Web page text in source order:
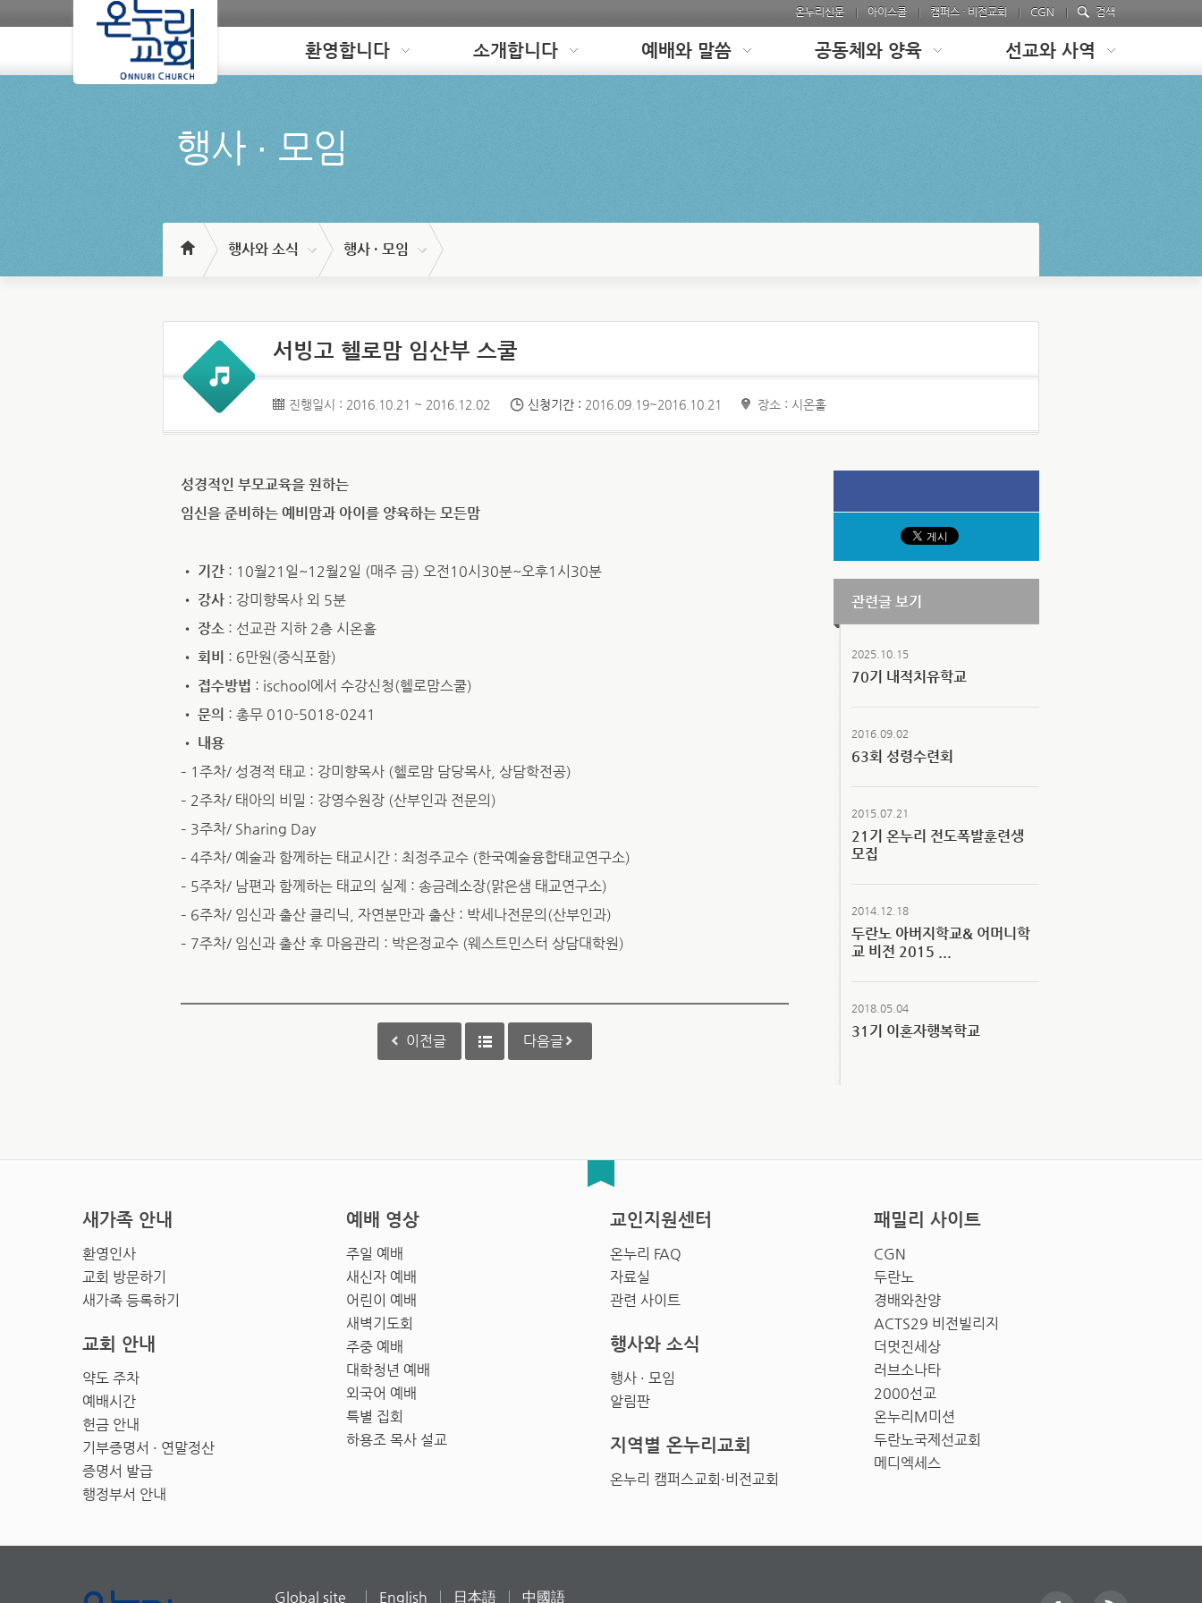
온누리신문 아이스쿨 캠퍼스 · 비전교회 CGN 검색
Loading 환영합니다 소개합니다 예배와 말씀 공동체와 양육 선교와 사역
행사 ∙ 모임
행사와 소식 행사 · 모임
서빙고 헬로맘 임산부 스쿨
진행일시 : 2016.10.21 ~ 2016.12.02 신청기간 : 2016.09.19~2016.10.21 장소 : 시온홀
성경적인 부모교육을 원하는
임신을 준비하는 예비맘과 아이를 양육하는 모든맘
• 기간 : 10월21일~12월2일 (매주 금) 오전10시30분~오후1시30분
• 강사 : 강미향목사 외 5분
• 장소 : 선교관 지하 2층 시온홀
• 회비 : 6만원(중식포함)
• 접수방법 : ischool에서 수강신청(헬로맘스쿨)
• 문의 : 총무 010-5018-0241
• 내용
– 1주차/ 성경적 태교 : 강미향목사 (헬로맘 담당목사, 상담학전공)
– 2주차/ 태아의 비밀 : 강영수원장 (산부인과 전문의)
– 3주차/ Sharing Day
– 4주차/ 예술과 함께하는 태교시간 : 최정주교수 (한국예술융합태교연구소)
– 5주차/ 남편과 함께하는 태교의 실제 : 송금례소장(맑은샘 태교연구소)
– 6주차/ 임신과 출산 클리닉, 자연분만과 출산 : 박세나전문의(산부인과)
– 7주차/ 임신과 출산 후 마음관리 : 박은정교수 (웨스트민스터 상담대학원)
이전글 다음글
관련글 보기
2025.10.15
70기 내적치유학교
2016.09.02
63회 성령수련회
2015.07.21
21기 온누리 전도폭발훈련생
모집
2014.12.18
두란노 아버지학교& 어머니학
교 비전 2015 ...
2018.05.04
31기 이혼자행복학교
새가족 안내
환영인사
교회 방문하기
새가족 등록하기
예배 영상
주일 예배
새신자 예배
어린이 예배
새벽기도회
주중 예배
대학청년 예배
외국어 예배
특별 집회
하용조 목사 설교
교인지원센터
온누리 FAQ
자료실
관련 사이트
패밀리 사이트
CGN
두란노
경배와찬양
ACTS29 비전빌리지
더멋진세상
러브소나타
2000선교
온누리M미션
두란노국제선교회
메디엑세스
교회 안내
약도 주차
예배시간
헌금 안내
기부증명서 · 연말정산
증명서 발급
행정부서 안내
행사와 소식
행사 · 모임
알림판
지역별 온누리교회
온누리 캠퍼스교회·비전교회
Global site English 日本語 中國語